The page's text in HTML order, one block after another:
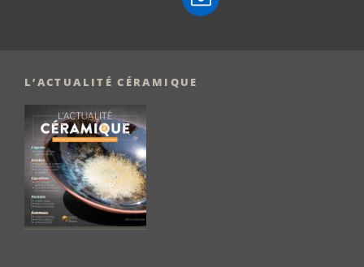
mail
L’ACTUALITÉ CÉRAMIQUE